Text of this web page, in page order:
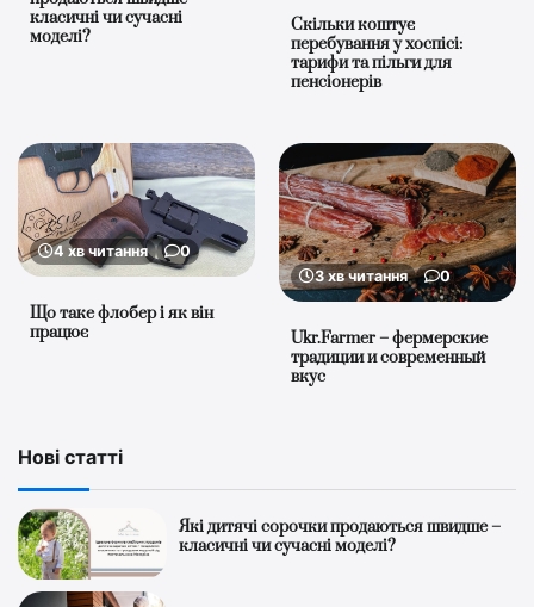
класичні чи сучасні
моделі?
Скільки коштує
перебування у хоспісі:
тарифи та пільги для
пенсіонерів
4 хв читання 0
Що таке флобер і як він
працює
3 хв читання 0
Ukr.Farmer – фермерские
традиции и современный
вкус
Нові статті
Які дитячі сорочки продаються швидше –
класичні чи сучасні моделі?